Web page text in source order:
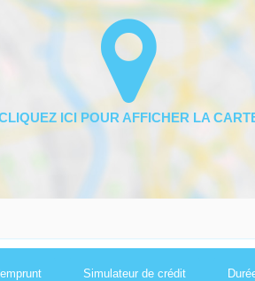
Simulateur de crédit